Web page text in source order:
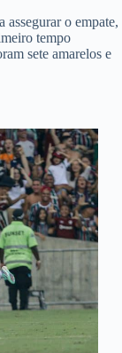
o empate,
tempo
sete amarelos e